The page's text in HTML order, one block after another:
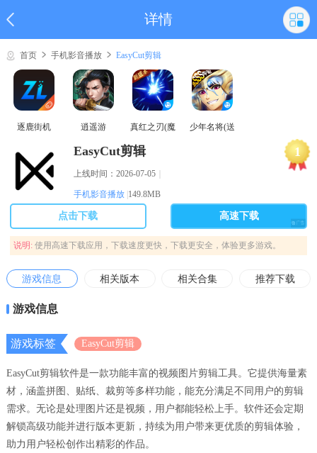
详情
首页 手机影音播放 EasyCut剪辑
逐鹿街机 逍遥游
真红之刃(魔
少年名将(送
1
EasyCut剪辑
上线时间：2026-07-05｜
手机影音播放 149.8MB
点击下载 高速下载
说明: 使用高速下载应用，下载速度更快，下载更安全，体验更多游戏。
游戏信息 相关版本 相关合集 推荐下载
游戏信息
游戏标签 EasyCut剪辑
EasyCut剪辑软件是一款功能丰富的视频图片剪辑工具。它提供海量素
材，涵盖拼图、贴纸、裁剪等多样功能，能充分满足不同用户的剪辑
需求。无论是处理图片还是视频，用户都能轻松上手。软件还会定期
解锁高级功能并进行版本更新，持续为用户带来更优质的剪辑体验，
助力用户轻松创作出精彩的作品。